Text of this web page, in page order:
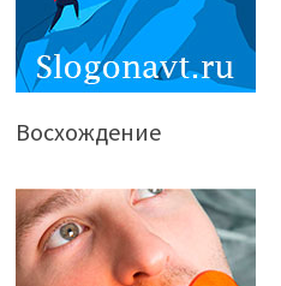
Восхождение